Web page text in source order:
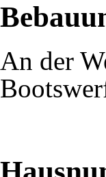
An der